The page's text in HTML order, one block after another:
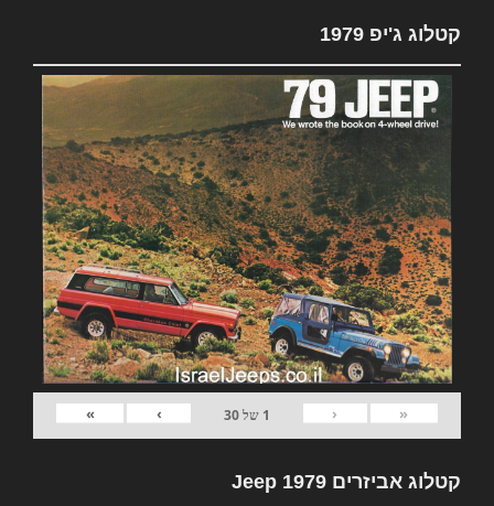
קטלוג ג'יפ 1979
«
‹
1 של30
›
»
קטלוג אביזרים 1979 Jeep